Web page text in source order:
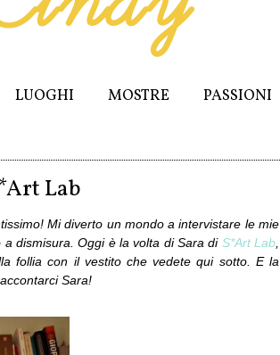
LUOGHI MOSTRE PASSIONI
Lab
Mi diverto un mondo a intervistare le mie
dismisura. Oggi è la volta di Sara di S*Art Lab,
follia con il vestito che vedete qui sotto. E la
Sara!